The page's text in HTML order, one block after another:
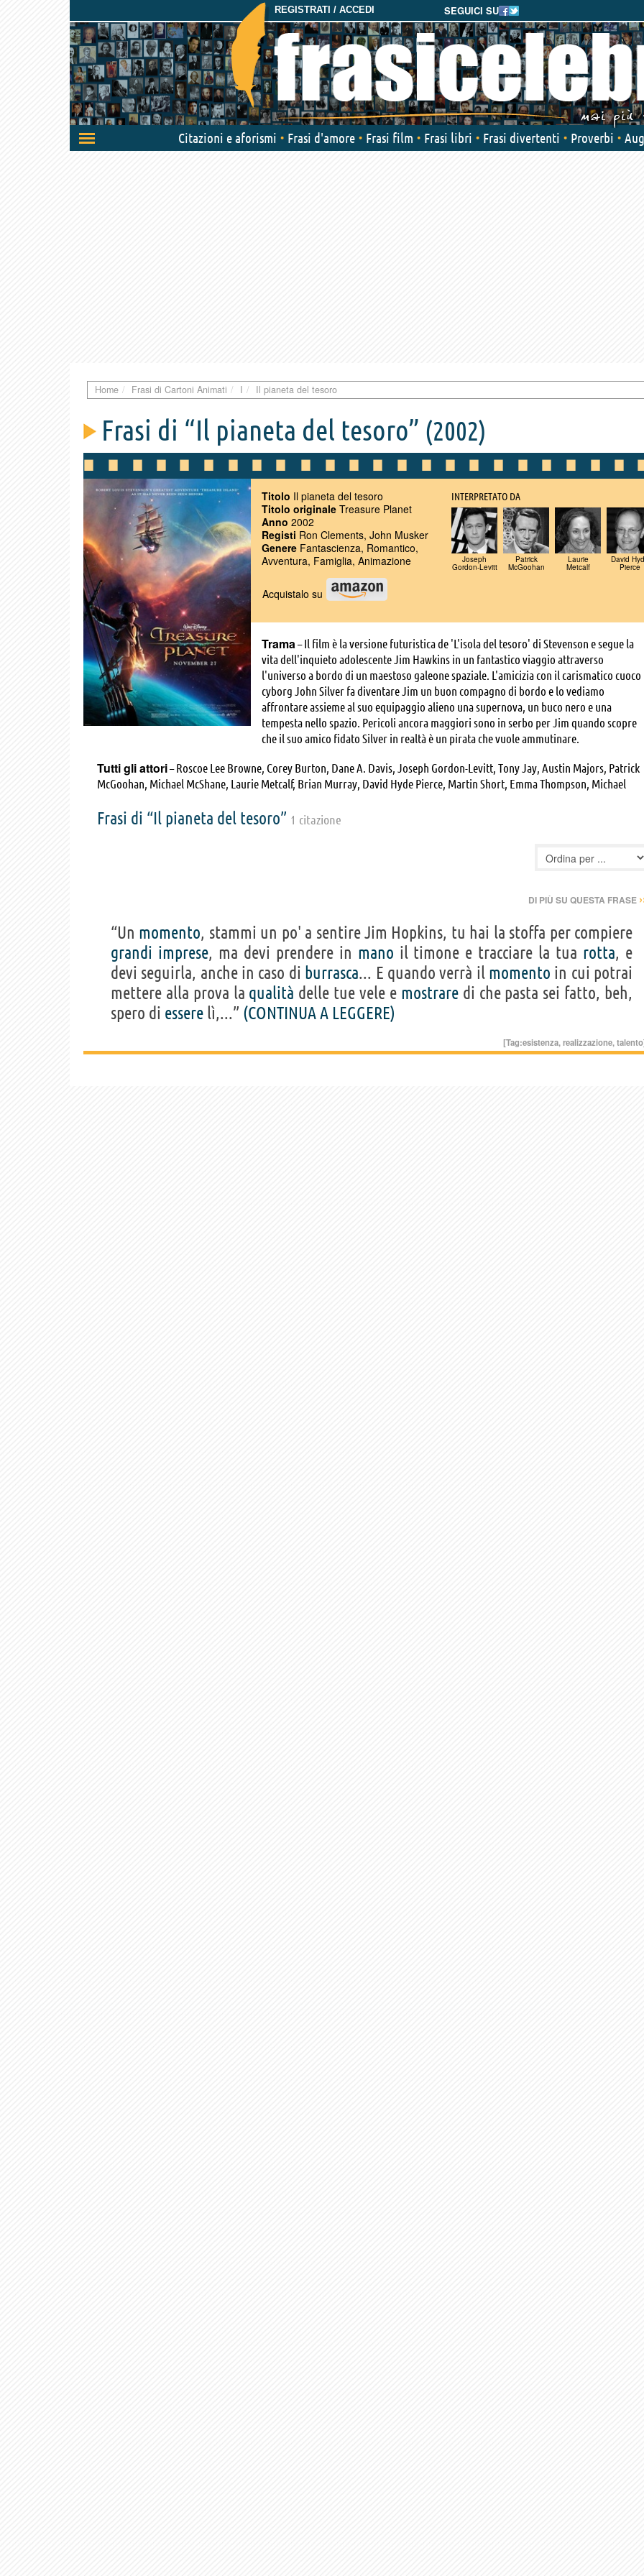
SEGUICI SU
REGISTRATI / ACCEDI
Attiva/disattiva
navigazione
Citazioni e aforismi Frasi d'amore Frasi film Frasi libri Frasi divertenti Proverbi
Home Frasi di Cartoni Animati I Il pianeta del tesoro
Frasi di “Il pianeta del tesoro” (2002)
Titolo Il pianeta del tesoro
Titolo originale Treasure Planet
Anno 2002
Registi Ron Clements, John Musker
Genere Fantascienza, Romantico,
Avventura, Famiglia, Animazione
INTERPRETATO DA
Joseph
Gordon-Levitt
Patrick
McGoohan
Laurie
Metcalf
David
Pierce
Acquistalo su
Trama – Il film è la versione futuristica de 'L'isola del tesoro' di Stevenson e segue la
vita dell'inquieto adolescente Jim Hawkins in un fantastico viaggio attraverso
l'universo a bordo di un maestoso galeone spaziale. L'amicizia con il carismatico cuoco
cyborg John Silver fa diventare Jim un buon compagno di bordo e lo vediamo
affrontare assieme al suo equipaggio alieno una supernova, un buco nero e una
tempesta nello spazio. Pericoli ancora maggiori sono in serbo per Jim quando scopre
che il suo amico fidato Silver in realtà è un pirata che vuole ammutinare.
Tutti gli attori– Roscoe Lee Browne, Corey Burton, Dane A. Davis, Joseph Gordon-Levitt, Tony Jay, Austin Majors, Patrick
McGoohan, Michael McShane, Laurie Metcalf, Brian Murray, David Hyde Pierce, Martin Short, Emma Thompson, Michael
Mona Marshall, Mickie McGowan, Patrick Pinney, Phil Proctor, Jeremy Suarez, Jim Ward
Frasi di “Il pianeta del tesoro” 1 citazione
DI PIÙ SU QUESTA FRASE
“Un momento, stammi un po' a sentire Jim Hopkins, tu hai la stoffa per compiere
grandi imprese, ma devi prendere in mano il timone e tracciare la tua rotta, e
devi seguirla, anche in caso di burrasca... E quando verrà il momento in cui potrai
mettere alla prova la qualità delle tue vele e mostraredi che pasta sei fatto, beh,
spero di essere lì,...” (CONTINUA A LEGGERE)
[Tag:esistenza,realizzazione,talento